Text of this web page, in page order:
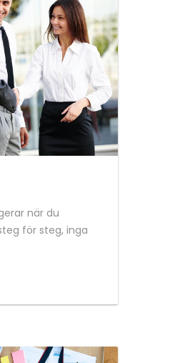
när du
för steg, inga